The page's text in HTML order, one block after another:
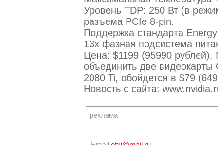
Уровень TDP: 250 Вт (в
разъема PCIe 8-pin.
Поддержка стандарта
13х фазная подсистема
Цена: $1199 (95990 рублей).
объединить две
2080 Ti, обойдется в $79
Новость с сайта:
реклама